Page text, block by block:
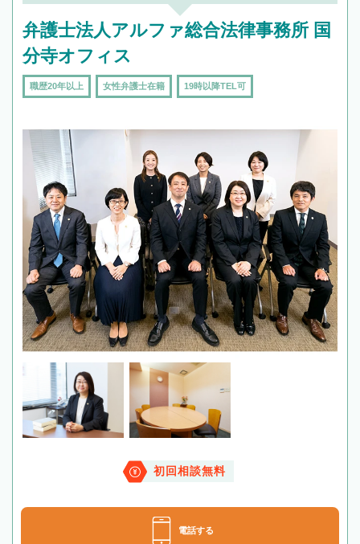
弁護士法人アルファ総合法律事務所 国
分寺オフィス
職歴20年以上 女性弁護士在籍 19時以降TEL可
初回相談無料
電話する